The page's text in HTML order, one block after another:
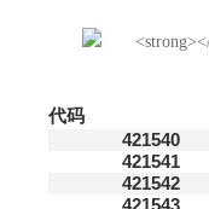
代码
421540
421541
421542
421543